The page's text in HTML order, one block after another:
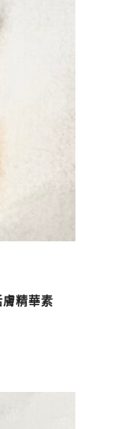
精華素